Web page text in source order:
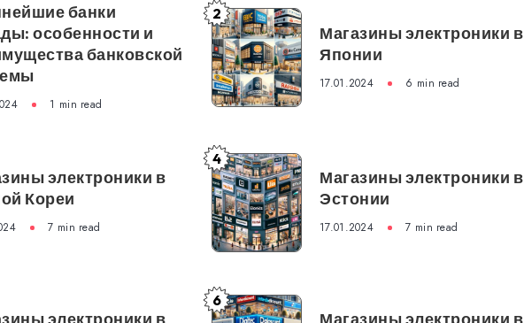
банки
особенности и
банковской
1 min read
Магазины
электроники
в
Японии
2
Магазины электроники в
Японии
17.01.2024 6 min read
электроники в
Кореи
7 min read
Магазины
электроники
в
Эстонии
4
Магазины электроники в
Эстонии
17.01.2024 7 min read
Магазины
6